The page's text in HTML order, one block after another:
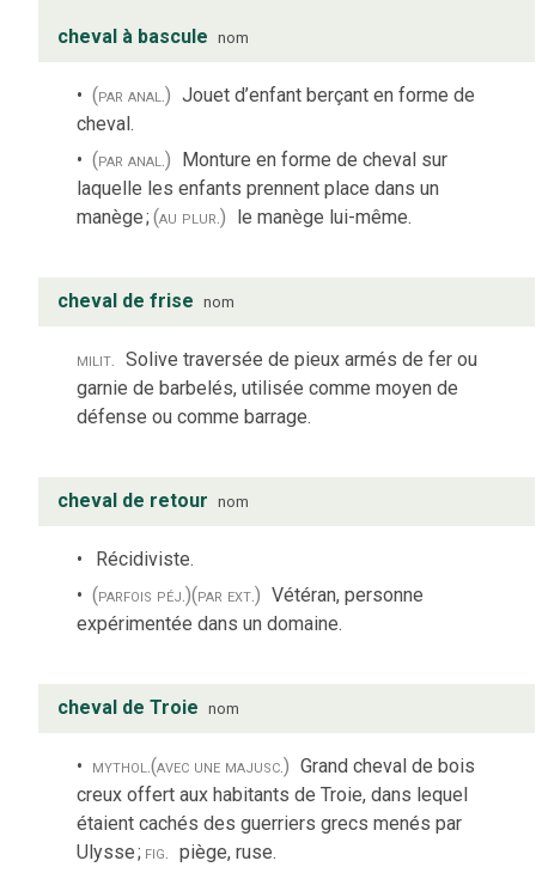
cheval à bascule nom
(par anal.) Jouet d’enfant berçant en forme de
cheval.
(par anal.) Monture en forme de cheval sur
laquelle les enfants prennent place dans un
manège;(au plur.) le manège lui-même.
cheval de frise nom
milit. Solive traversée de pieux armés de fer ou
garnie de barbelés, utilisée comme moyen de
défense ou comme barrage.
cheval de retour nom
Récidiviste.
(parfois péj.)(par ext.) Vétéran, personne
expérimentée dans un domaine.
cheval de Troie nom
mythol.(avec une majusc.) Grand cheval de bois
creux offert aux habitants de Troie, dans lequel
étaient cachés des guerriers grecs menés par
Ulysse; fig. piège, ruse.